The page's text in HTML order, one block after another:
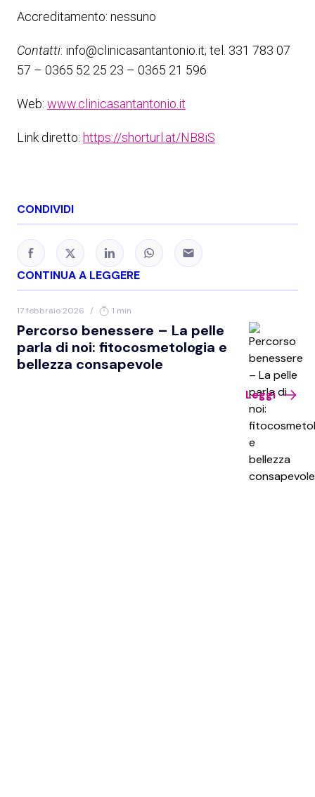
Accreditamento: nessuno
Contatti: info@clinicasantantonio.it; tel. 331 783 07
57 – 0365 52 25 23 – 0365 21 596
Web: www.clinicasantantonio.it
Link diretto: https://shorturl.at/NB8iS
CONTINUA A LEGGERE
17 febbraio 2026 / 1 min
Percorso benessere – La pelle
parla di noi: fitocosmetologia e
bellezza consapevole
Leggi
CONDIVIDI